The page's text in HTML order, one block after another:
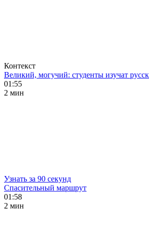
Контекст
Великий, могучий: студенты изучат
01:55
2 мин
Узнать за 90 секунд
Спасительный маршрут
01:58
2 мин